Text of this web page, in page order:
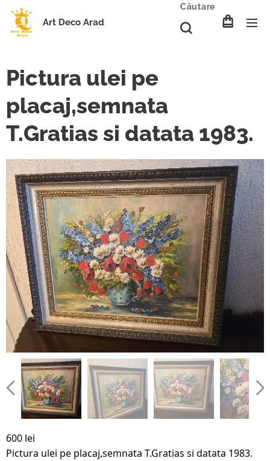
Art Deco Arad
Căutare
Pictura ulei pe
placaj,semnata
T.Gratias si datata 1983.
600 lei
Pictura ulei pe placaj,semnata T.Gratias si datata 1983.